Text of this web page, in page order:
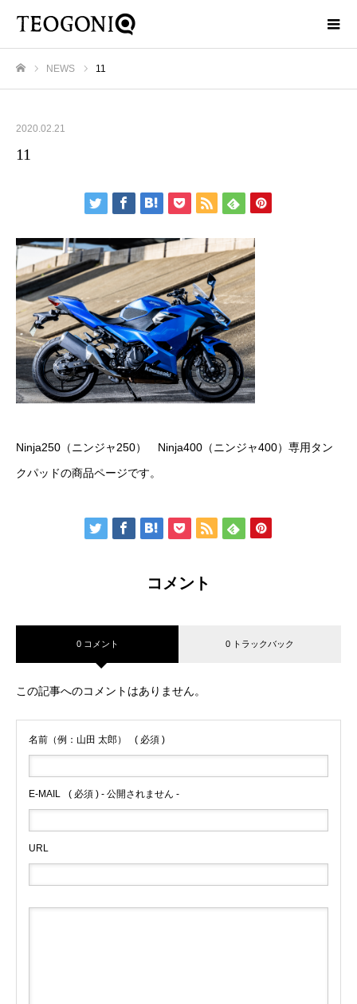
NEWS 11
2020.02.21
11
Ninja250（ニンジャ250） Ninja400（ニンジャ400）専用タン
クパッドの商品ページです。
コメント
0 コメント 0 トラックバック
この記事へのコメントはありません。
名前（例：山田 太郎） ( 必須 )
E-MAIL ( 必須 ) - 公開されません -
URL